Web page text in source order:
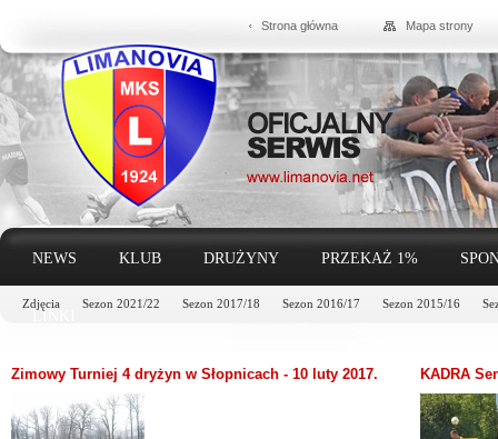
Strona główna Mapa strony
NEWS KLUB DRUŻYNY PRZEKAŻ 1%
Zdjęcia Sezon 2021/22 Sezon 2017/18 Sezon 2016/17 Sezon 2015/16
LINKI
Zimowy Turniej 4 dryżyn w Słopnicach - 10 luty 2017. KADRA